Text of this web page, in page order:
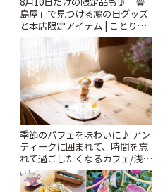
島屋」で見つける鳩の日グッズ
と本店限定アイテム | ことりっ
ぷ
季節のパフェを味わいに♪ アン
ティークに囲まれて、時間を忘
れて過ごしたくなるカフェ/浅草
「annorum cafe」 | ことりっぷ